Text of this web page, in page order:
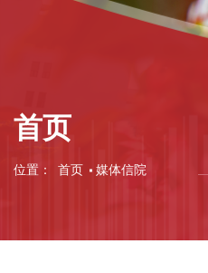
首页
位置： 首页 媒体信院